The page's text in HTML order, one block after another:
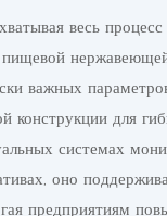
весь
важных
для
системах
оно
предприятиям